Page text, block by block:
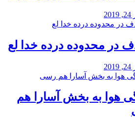
در محدوده درده خدا لع
هوا به بخش آسارا هم